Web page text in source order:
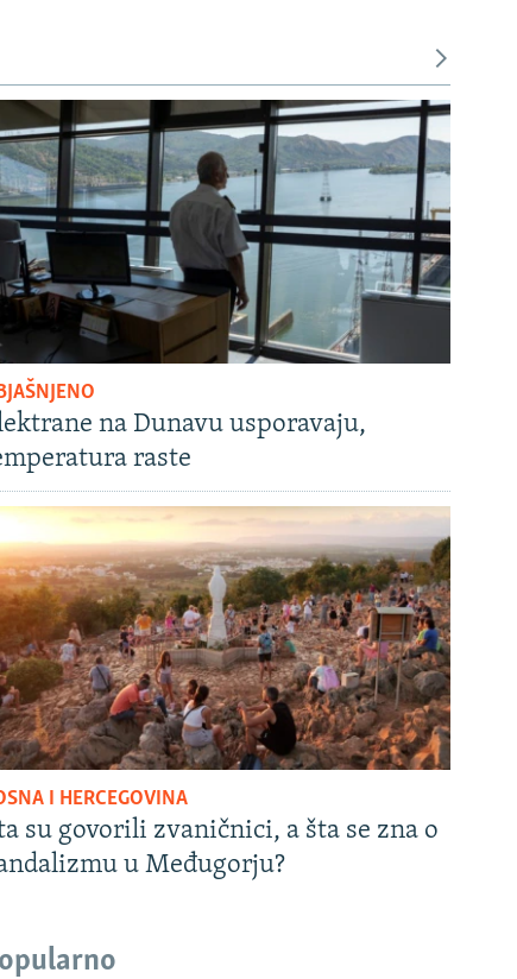
na Dunavu usporavaju,
raste
I HERCEGOVINA
su govorili zvaničnici, a šta se zna o
u Međugorju?